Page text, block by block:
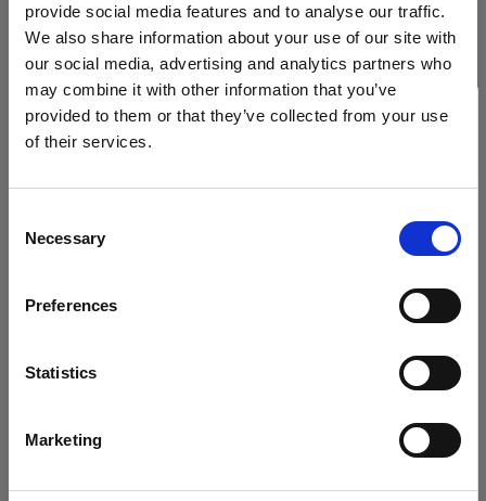
provide social media features and to analyse our traffic.
We also share information about your use of our site with
our social media, advertising and analytics partners who
may combine it with other information that you’ve
provided to them or that they’ve collected from your use
of their services.
Selection
Necessary
Preferences
Statistics
Marketing
Möchten Sie Ihren Standort aktualisieren?
Austria
Sprache
Website besuchen
Produktdetails